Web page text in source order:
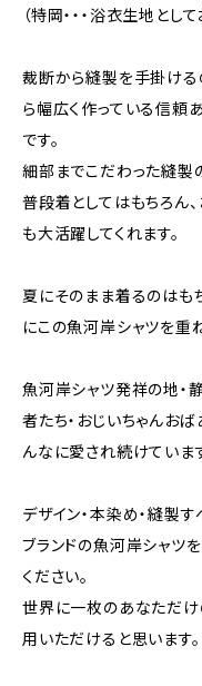
（特岡・・・浴衣生地と
裁断から縫製を手掛ける
ら幅広く作っている信頼
です。
細部までこだわった縫製
普段着としてはもちろん
も大活躍してくれます。
夏にそのまま着るのはも
にこの魚河岸シャツを重
魚河岸シャツ発祥の地・
者たち・おじいちゃんお
んなに愛され続けていま
デザイン・本染め・縫製
ブランドの魚河岸シャツ
ください。
世界に一枚のあなただけ
用いただけると思います。